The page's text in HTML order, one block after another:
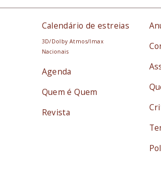
Calendário de estreias
3D/Dolby Atmos/Imax
Nacionais
Agenda
Quem é Quem
Revista